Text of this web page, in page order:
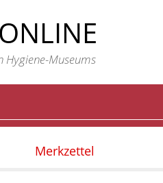
ONLINE
Hygiene-Museums
Merkzettel